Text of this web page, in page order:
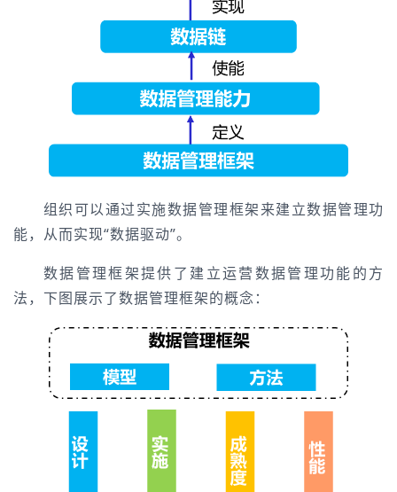
组织可以通过实施数据管理框架来建立数据管理功
能，从而实现“数据驱动”。
数据管理框架提供了建立运营数据管理功能的方
法，下图展示了数据管理框架的概念：